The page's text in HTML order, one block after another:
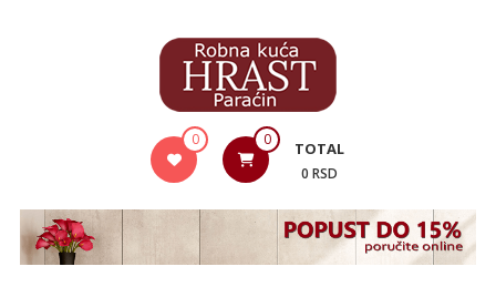
Nameštaj
0 0 TOTAL
0 RSD